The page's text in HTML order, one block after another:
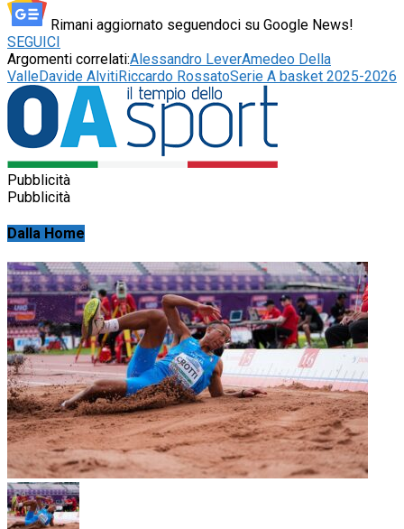
Rimani aggiornato seguendoci su Google News!
SEGUICI
Argomenti correlati:Alessandro LeverAmedeo Della
ValleDavide AlvitiRiccardo RossatoSerie A basket 2025-2026
Pubblicità
Pubblicità
Dalla Home